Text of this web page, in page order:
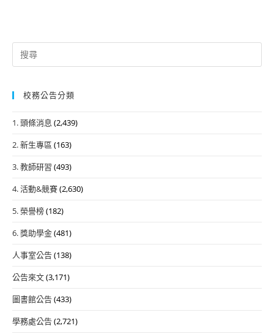
Search
for:
校務公告分類
1. 頭條消息 (2,439)
2. 新生專區 (163)
3. 教師研習 (493)
4. 活動&競賽(2,630)
5. 榮譽榜(182)
6. 獎助學金(481)
人事室公告(138)
公告來文(3,171)
圖書館公告(433)
學務處公告(2,721)